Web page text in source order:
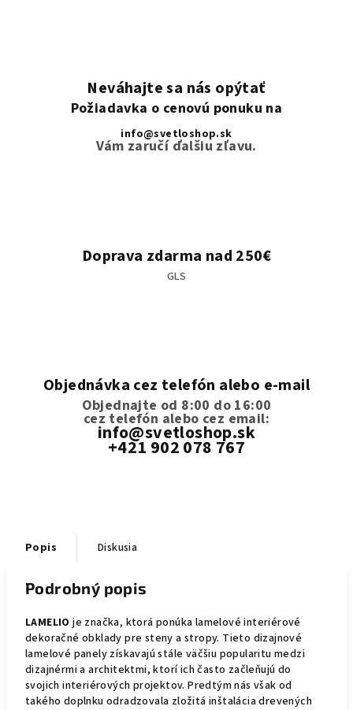
Neváhajte sa nás opýtať
Požiadavka o cenovú ponuku na
info@svetloshop.sk
Vám zaručí ďalšiu zľavu.
Doprava zdarma nad 250€
GLS
Objednávka cez telefón alebo e-mail
Objednajte od 8:00 do 16:00
cez telefón alebo cez email:
info@svetloshop.sk
+421 902 078 767
Popis Diskusia
Podrobný popis
LAMELIO je značka, ktorá ponúka lamelové interiérové
dekoračné obklady pre steny a stropy. Tieto dizajnové
lamelové panely získavajú stále väčšiu popularitu medzi
dizajnérmi a architektmi, ktorí ich často začleňujú do
svojich interiérových projektov. Predtým nás však od
takého doplnku odradzovala zložitá inštalácia drevených